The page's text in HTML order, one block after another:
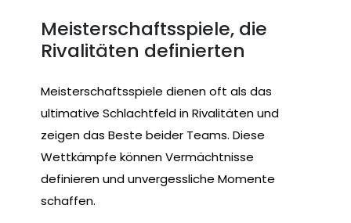
Meisterschaftsspiele, die
Rivalitäten definierten
Meisterschaftsspiele dienen oft als das
ultimative Schlachtfeld in Rivalitäten und
zeigen das Beste beider Teams. Diese
Wettkämpfe können Vermächtnisse
definieren und unvergessliche Momente
schaffen.